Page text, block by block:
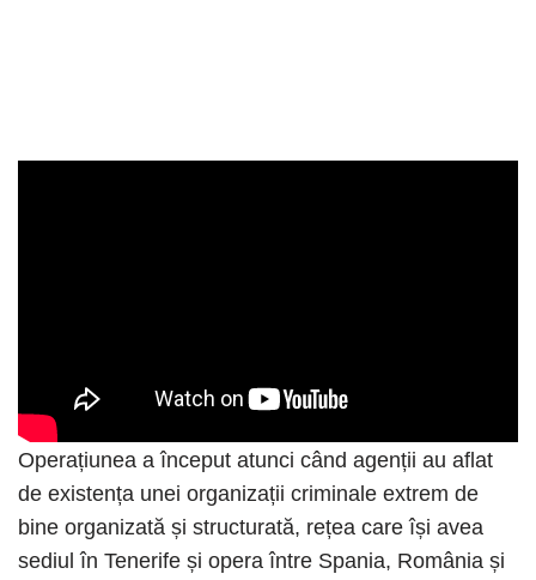
Operațiunea a început atunci când agenții au aflat
de existența unei organizații criminale extrem de
bine organizată și structurată, rețea care își avea
sediul în Tenerife și opera între Spania, România și